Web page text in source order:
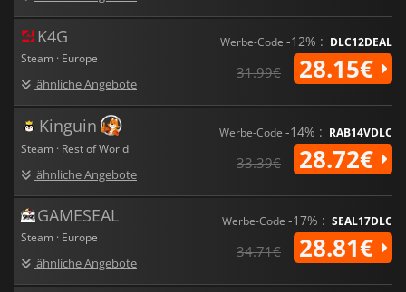
K4G
Steam · Europe
ähnliche Angebote
Werbe-Code -12% : DLC12DEAL
31.99€ 28.15€
Kinguin
Steam · Rest of World
ähnliche Angebote
Werbe-Code -14% : RAB14VDLC
33.39€ 28.72€
GAMESEAL
Steam · Europe
ähnliche Angebote
Werbe-Code -17% : SEAL17DLC
34.71€ 28.81€